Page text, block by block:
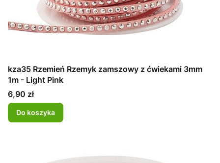
kza35 Rzemień Rzemyk zamszowy z ćwiekami 3mm
1m - Light Pink
Cena
6,90 zł
Do koszyka